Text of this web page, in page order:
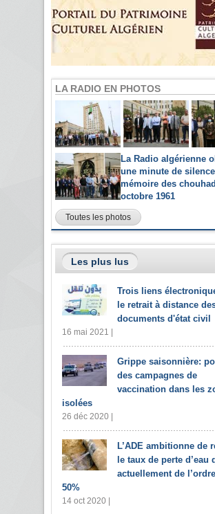
LA RADIO EN PHOTOS
La Radio algérienne
une minute de
mémoire des
octobre 1961
Toutes les photos
Les plus lus
Trois liens
le retrait à distance
documents d'état civil
16 mai 2021 |
Grippe saisonnière:
des campagnes de
vaccination dans les
isolées
26 déc 2020 |
L’ADE ambitionne de
le taux de perte d’eau
actuellement de
50%
14 oct 2020 |